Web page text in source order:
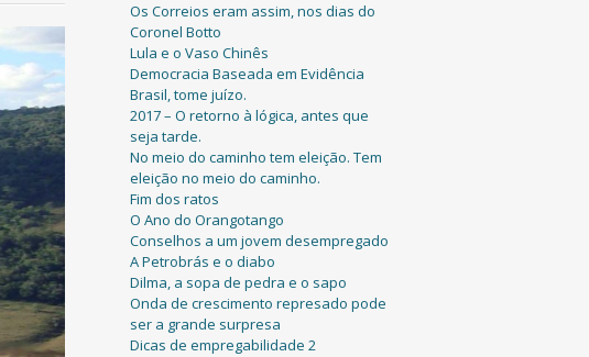
Os Correios eram assim, nos dias do
Coronel Botto
Lula e o Vaso Chinês
Democracia Baseada em Evidência
Brasil, tome juízo.
2017 – O retorno à lógica, antes que
seja tarde.
No meio do caminho tem eleição. Tem
eleição no meio do caminho.
Fim dos ratos
O Ano do Orangotango
Conselhos a um jovem desempregado
A Petrobrás e o diabo
Dilma, a sopa de pedra e o sapo
Onda de crescimento represado pode
ser a grande surpresa
Dicas de empregabilidade 2